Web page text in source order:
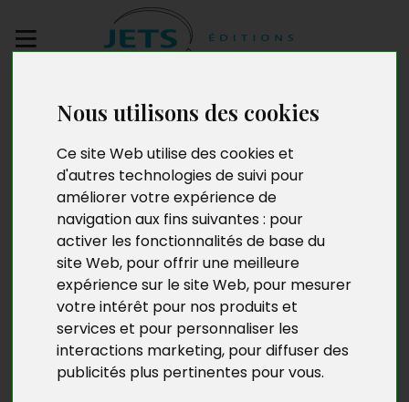
Nous utilisons des cookies
Ce site Web utilise des cookies et
d'autres technologies de suivi pour
améliorer votre expérience de
navigation aux fins suivantes : pour
activer les fonctionnalités de base du
site Web, pour offrir une meilleure
expérience sur le site Web, pour mesurer
votre intérêt pour nos produits et
services et pour personnaliser les
interactions marketing, pour diffuser des
publicités plus pertinentes pour vous.
manuscrit
Antoine et la
Commandante